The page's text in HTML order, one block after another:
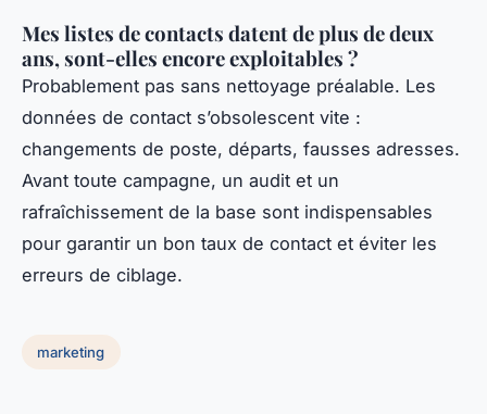
Mes listes de contacts datent de plus de deux
ans, sont-elles encore exploitables ?
Probablement pas sans nettoyage préalable. Les
données de contact s’obsolescent vite :
changements de poste, départs, fausses adresses.
Avant toute campagne, un audit et un
rafraîchissement de la base sont indispensables
pour garantir un bon taux de contact et éviter les
erreurs de ciblage.
marketing